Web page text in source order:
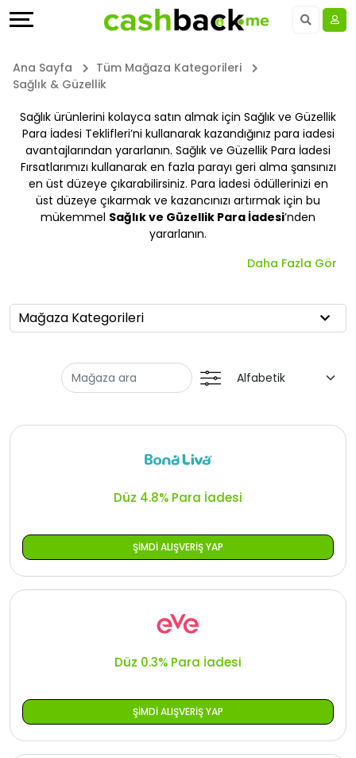
Tüm
Mağaza
Kategorileri
Kategorileri
Fırsat
Fazla
Kazan
Yardım
Şirketimiz
Kuwait - EN
Qatar - EN
Bahrain - EN
Jordan - EN
Oman - EN
Ana Sayfa
Tüm Mağaza Kategorileri
Sağlık & Güzellik
Sağlık ürünlerini kolayca satın almak için Sağlık ve Güzellik
Para İadesi Teklifleri’ni kullanarak kazandığınız para iadesi
avantajlarından yararlanın. Sağlık ve Güzellik Para İadesi
Fırsatlarımızı kullanarak en fazla parayı geri alma şansınızı
en üst düzeye çıkarabilirsiniz. Para İadesi ödüllerinizi en
üst düzeye çıkarmak ve kazancınızı artırmak için bu
mükemmel Sağlık ve Güzellik Para İadesi’nden
yararlanın.
Daha Fazla Gör
Mağaza Kategorileri
Düz 4.8% Para İadesi
ŞIMDI ALIŞVERIŞ YAP
Düz 0.3% Para İadesi
ŞIMDI ALIŞVERIŞ YAP